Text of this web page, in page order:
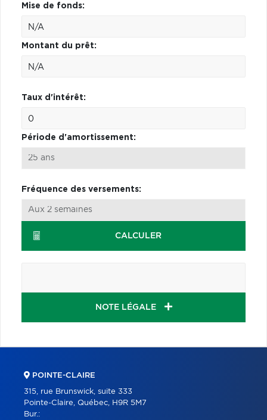
Mise de fonds:
Montant du prêt:
Taux d'intérêt:
Période d'amortissement:
Fréquence des versements:
CALCULER
NOTE LÉGALE
POINTE-CLAIRE
315, rue Brunswick, suite 333
Pointe-Claire, Québec, H9R 5M7
Bur.: